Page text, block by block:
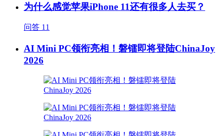
为什么感觉苹果iPhone 11还有很多人去买？
问答 11
AI Mini PC领衔亮相！磐镭即将登陆ChinaJoy
2026